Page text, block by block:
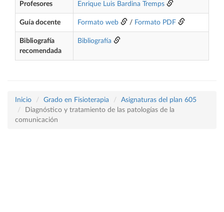
Profesores Enrique Luis Bardina Tremps
Guía docente Formato web / Formato PDF
Bibliografía
recomendada
Bibliografía
Inicio Grado en Fisioterapia
Asignaturas del plan 605
Diagnóstico y tratamiento de las patologías de la
comunicación